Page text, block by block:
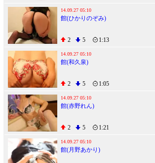
14.09.27 05:10
館(ひかりのぞみ)
2 5 1:13
14.09.27 05:10
館(和久泉)
2 5 1:05
14.09.27 05:10
館(赤野れん)
2 5 1:21
14.09.27 05:10
館(月野あかり)